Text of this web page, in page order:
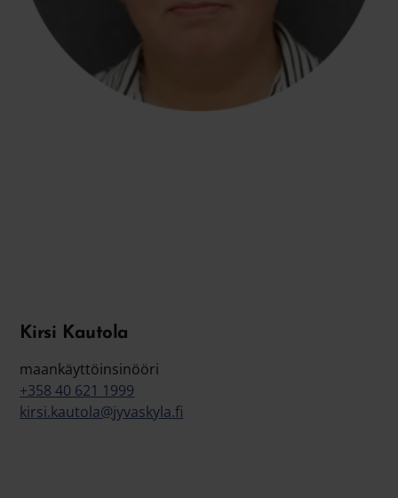
Kirsi Kautola
maankäyttöinsinööri
+358 40 621 1999
kirsi.kautola@jyvaskyla.fi